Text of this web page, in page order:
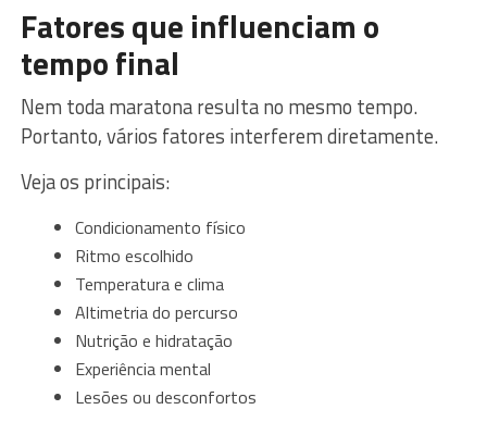
Fatores que influenciam o
tempo final
Nem toda maratona resulta no mesmo tempo.
Portanto, vários fatores interferem diretamente.
Veja os principais:
Condicionamento físico
Ritmo escolhido
Temperatura e clima
Altimetria do percurso
Nutrição e hidratação
Experiência mental
Lesões ou desconfortos